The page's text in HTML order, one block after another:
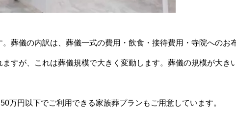
葬儀の内訳は、葬儀一式の費用・飲食・接待費用・寺院へのお
すが、これは葬儀規模で大きく変動します。葬儀の規模が大き
万円以下でご利用できる家族葬プランもご用意しています。